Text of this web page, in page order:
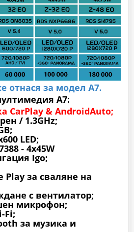
отнася за модел А7.
A7:
CarPlay & AndroidAuto;
/ 1.3GHz;
LED;
- 4x45W
Igo;
Play за сваляне на
с вентилатор;
микрофон;
Fi;
за музика и